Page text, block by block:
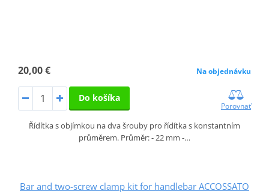
20,00 € Na objednávku
Do košíka
Porovnať
Řídítka s objímkou na dva šrouby pro řídítka s konstantním
průměrem. Průměr: - 22 mm -…
Bar and two-screw clamp kit for handlebar ACCOSSATO